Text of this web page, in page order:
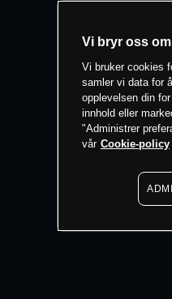
Vi bryr oss
Vi bruker cookies
samler vi data for
opplevelsen din
innhold eller
"Administrer
vår Cookie-policy